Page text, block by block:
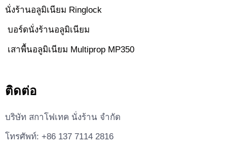
นั่งร้านอลูมิเนียม Ringlock
บอร์ดนั่งร้านอลูมิเนียม
เสาพื้นอลูมิเนียม Multiprop MP350
ติดต่อ
บริษัท สกาโฟเทค นั่งร้าน จำกัด
โทรศัพท์: +86 137 7114 2816